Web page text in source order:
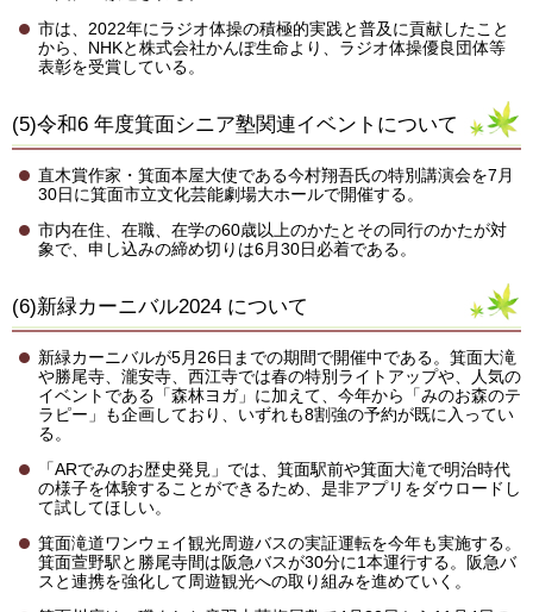
市は、2022年にラジオ体操の積極的実践と普及に貢献したこと
から、NHKと株式会社かんぽ生命より、ラジオ体操優良団体等
表彰を受賞している。
(5)令和6 年度箕面シニア塾関連イベントについて
直木賞作家・箕面本屋大使である今村翔吾氏の特別講演会を7月
30日に箕面市立文化芸能劇場大ホールで開催する。
市内在住、在職、在学の60歳以上のかたとその同行のかたが対
象で、申し込みの締め切りは6月30日必着である。
(6)新緑カーニバル2024 について
新緑カーニバルが5月26日までの期間で開催中である。箕面大滝
や勝尾寺、瀧安寺、西江寺では春の特別ライトアップや、人気の
イベントである「森林ヨガ」に加えて、今年から「みのお森のテ
ラピー」も企画しており、いずれも8割強の予約が既に入ってい
る。
「ARでみのお歴史発見」では、箕面駅前や箕面大滝で明治時代
の様子を体験することができるため、是非アプリをダウロードし
て試してほしい。
箕面滝道ワンウェイ観光周遊バスの実証運転を今年も実施する。
箕面萱野駅と勝尾寺間は阪急バスが30分に1本運行する。阪急バ
スと連携を強化して周遊観光への取り組みを進めていく。